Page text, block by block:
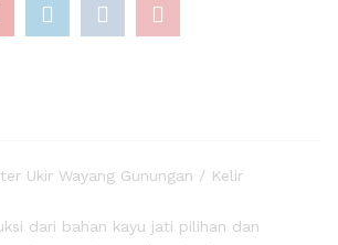
Ukir Wayang Gunungan / Kelir
dari bahan kayu jati pilihan dan